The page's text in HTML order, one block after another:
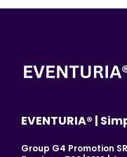
EVENTURIA® |
Group G4 Promotion